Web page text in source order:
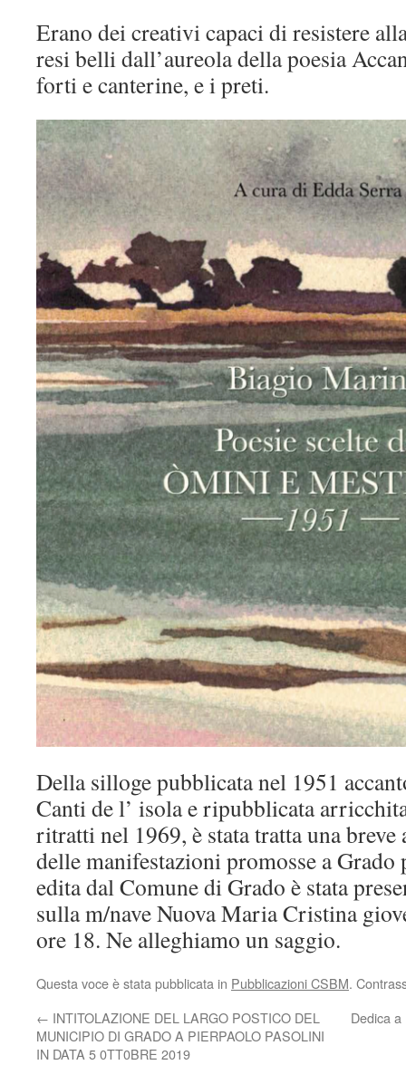
Erano dei creativi capaci di resistere
resi belli dall’aureola della poesia
forti e canterine, e i preti.
Della silloge pubblicata nel 1951
Canti de l’ isola e ripubblicata
ritratti nel 1969, è stata tratta una
delle manifestazioni promosse a
edita dal Comune di Grado è stata
sulla m/nave Nuova Maria Cristina
ore 18. Ne alleghiamo un saggio.
Questa voce è stata pubblicata in Pubblicazioni CSBM.
← INTITOLAZIONE DEL LARGO POSTICO DEL
MUNICIPIO DI GRADO A PIERPAOLO PASOLINI
IN DATA 5 0TT0BRE 2019
Dedica